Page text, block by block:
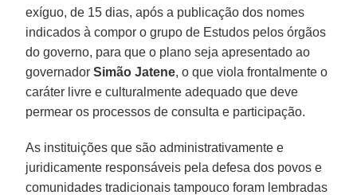
exíguo, de 15 dias, após a publicação dos nomes
indicados à compor o grupo de Estudos pelos órgãos
do governo, para que o plano seja apresentado ao
governadorSimão Jatene, o que viola frontalmente o
caráter livre e culturalmente adequado que deve
permear os processos de consulta e participação.
As instituições que são administrativamente e
juridicamente responsáveis pela defesa dos povos e
comunidades tradicionais tampouco foram lembradas